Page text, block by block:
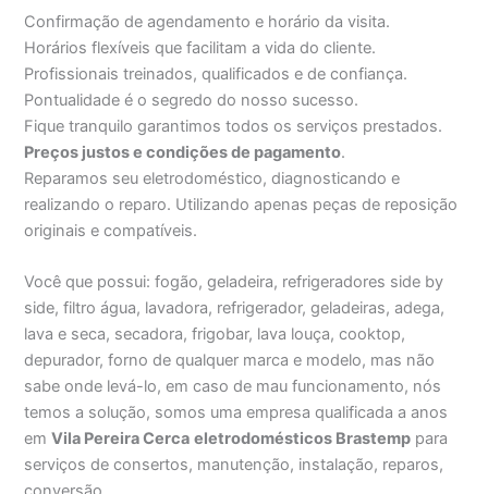
Confirmação de agendamento e horário da visita.
Horários flexíveis que facilitam a vida do cliente.
Profissionais treinados, qualificados e de confiança.
Pontualidade é o segredo do nosso sucesso.
Fique tranquilo garantimos todos os serviços prestados.
Preços justos e condições de pagamento.
Reparamos seu eletrodoméstico, diagnosticando e
realizando o reparo. Utilizando apenas peças de reposição
originais e compatíveis.
Você que possui: fogão, geladeira, refrigeradores side by
side, filtro água, lavadora, refrigerador, geladeiras, adega,
lava e seca, secadora, frigobar, lava louça, cooktop,
depurador, forno de qualquer marca e modelo, mas não
sabe onde levá-lo, em caso de mau funcionamento, nós
temos a solução, somos uma empresa qualificada a anos
emVila Pereira Cerca eletrodomésticos Brastemp para
serviços de consertos, manutenção, instalação, reparos,